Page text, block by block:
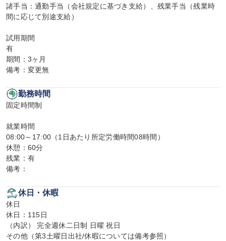
諸手当：通勤手当（会社規定に基づき支給）、残業手当（残業時
間に応じて別途支給）
試用期間
有
期間：3ヶ月
備考：変更無
勤務時間
固定時間制
就業時間
08:00～17:00（1日あたり所定労働時間08時間）
休憩：60分
残業：有
備考：
休日・休暇
休日
休日：115日
（内訳） 完全週休二日制 日曜 祝日
その他（第3土曜日出社/休暇については備考参照）